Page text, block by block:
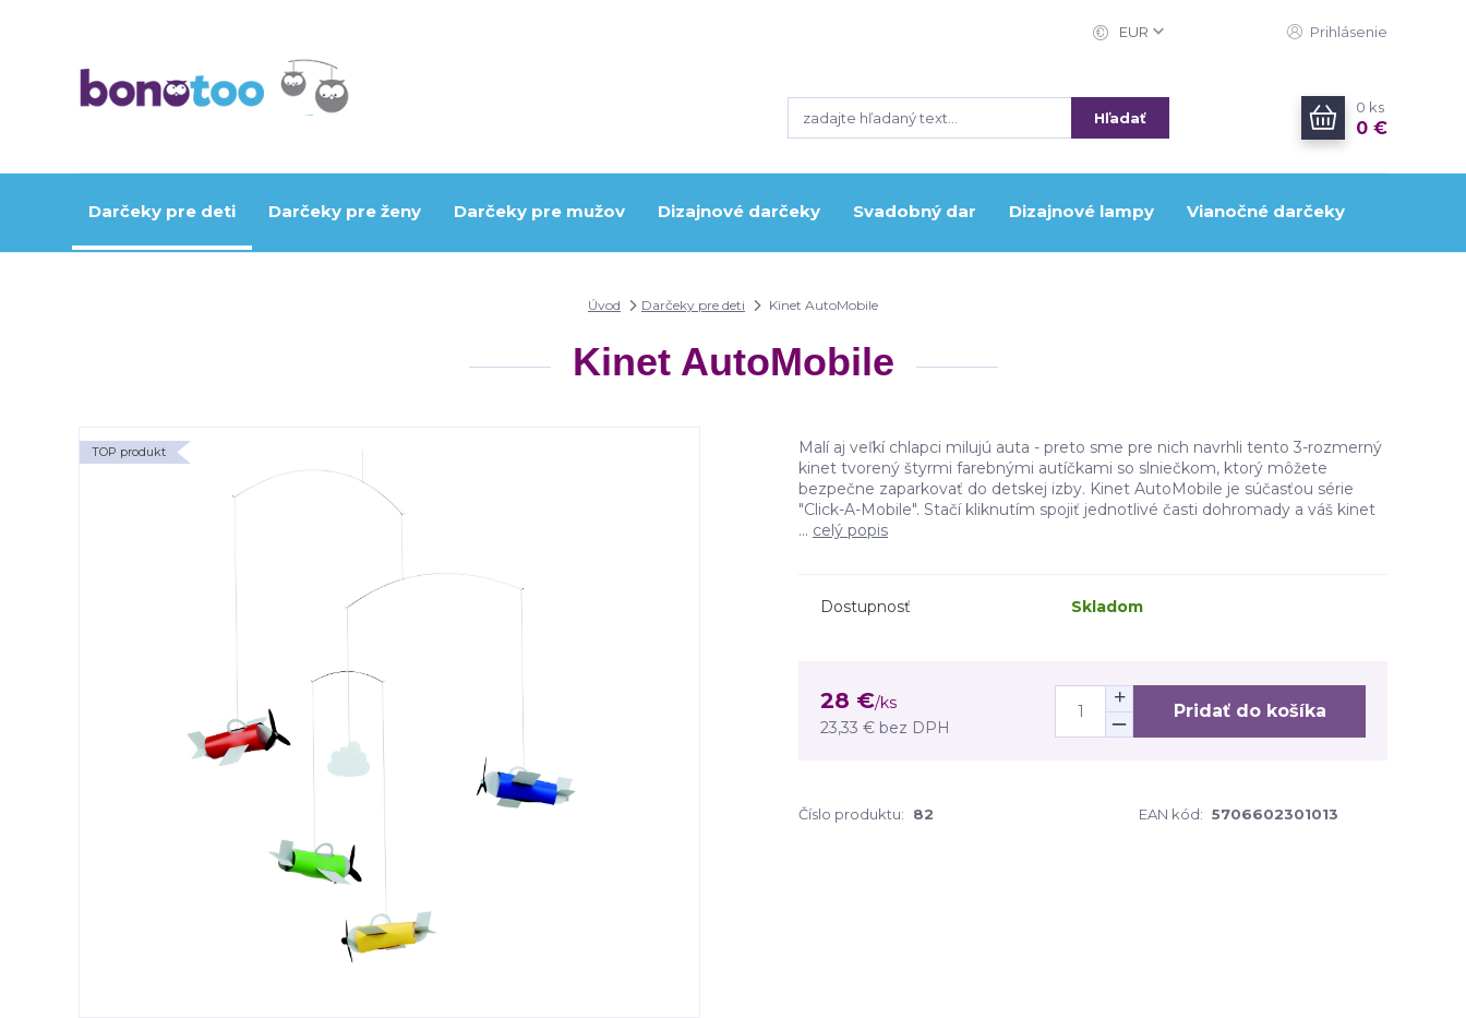
EUR Prihlásenie
Hľadať
0 ks
0 €
Darčeky pre deti Darčeky pre ženy Darčeky pre mužov Dizajnové darčeky Svadobný dar Dizajnové lampy Vianočné darčeky
Úvod Darčeky pre deti Kinet AutoMobile
Kinet AutoMobile
TOP produkt
Malí aj veľkí chlapci milujú auta - preto sme pre nich navrhli tento 3-rozmerný
kinet tvorený štyrmi farebnými autíčkami so slniečkom, ktorý môžete
bezpečne zaparkovať do detskej izby. Kinet AutoMobile je súčasťou série
"Click-A-Mobile". Stačí kliknutím spojiť jednotlivé časti dohromady a váš kinet
... celý popis
Dostupnosť Skladom
28 €/ks
23,33 € bez DPH
Pridať do košíka
Číslo produktu: 82 EAN kód: 5706602301013